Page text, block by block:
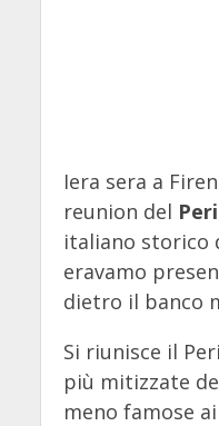
Iera sera a
reunion del
italiano storico
eravamo
dietro il banco
Si riunisce il
più mitizzate
meno famose